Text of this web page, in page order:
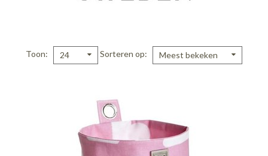
Toon 24 Sorteren op Meest bekeken